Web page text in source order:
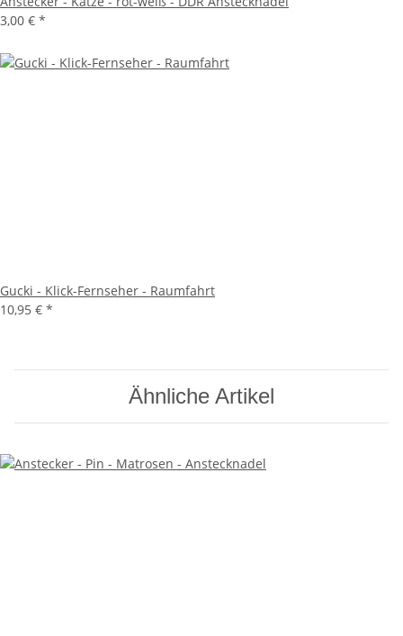
3,00 € *
Gucki - Klick-Fernseher - Raumfahrt
10,95 € *
Ähnliche Artikel